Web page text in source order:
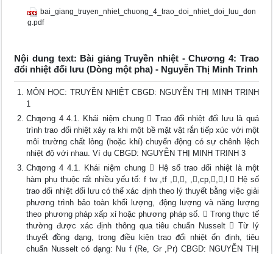
bai_giang_truyen_nhiet_chuong_4_trao_doi_nhiet_doi_luu_don
g.pdf
Nội dung text: Bài giảng Truyền nhiệt - Chương 4: Trao
đổi nhiệt đối lưu (Dòng một pha) - Nguyễn Thị Minh Trinh
MÔN HỌC: TRUYỀN NHIỆT CBGD: NGUYỄN THỊ MINH TRINH
1
Chƣơng 4 4.1. Khái niệm chung  Trao đổi nhiệt đối lưu là quá
trình trao đổi nhiệt xảy ra khi một bề mặt vật rắn tiếp xúc với một
môi trường chất lỏng (hoặc khí) chuyển động có sự chênh lệch
nhiệt độ với nhau. Ví dụ CBGD: NGUYỄN THỊ MINH TRINH 3
Chƣơng 4 4.1. Khái niệm chung  Hệ số trao đổi nhiệt là một
hàm phụ thuộc rất nhiều yếu tố: f tw ,tf ,,, ,,cp,,,l  Hệ số
trao đổi nhiệt đối lưu có thể xác định theo lý thuyết bằng việc giải
phương trình bảo toàn khối lượng, động lượng và năng lượng
theo phương pháp xấp xỉ hoặc phương pháp số.  Trong thực tế
thường được xác định thông qua tiêu chuẩn Nusselt  Từ lý
thuyết đồng dạng, trong điều kiện trao đổi nhiệt ổn định, tiêu
chuẩn Nusselt có dạng: Nu f (Re, Gr ,Pr) CBGD: NGUYỄN THỊ